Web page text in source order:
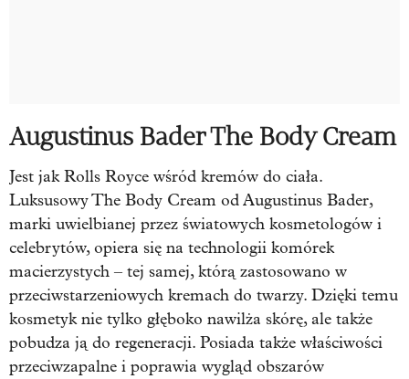
Augustinus Bader The Body Cream
Jest jak Rolls Royce wśród kremów do ciała.
Luksusowy The Body Cream od Augustinus Bader,
marki uwielbianej przez światowych kosmetologów i
celebrytów, opiera się na technologii komórek
macierzystych – tej samej, którą zastosowano w
przeciwstarzeniowych kremach do twarzy. Dzięki temu
kosmetyk nie tylko głęboko nawilża skórę, ale także
pobudza ją do regeneracji. Posiada także właściwości
przeciwzapalne i poprawia wygląd obszarów